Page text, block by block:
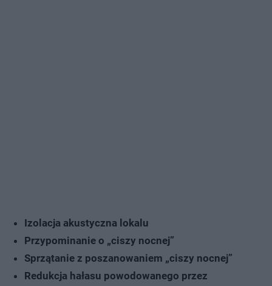
Izolacja akustyczna lokalu
Przypominanie o „ciszy nocnej”
Sprzątanie z poszanowaniem „ciszy nocnej”
Redukcja hałasu powodowanego przez